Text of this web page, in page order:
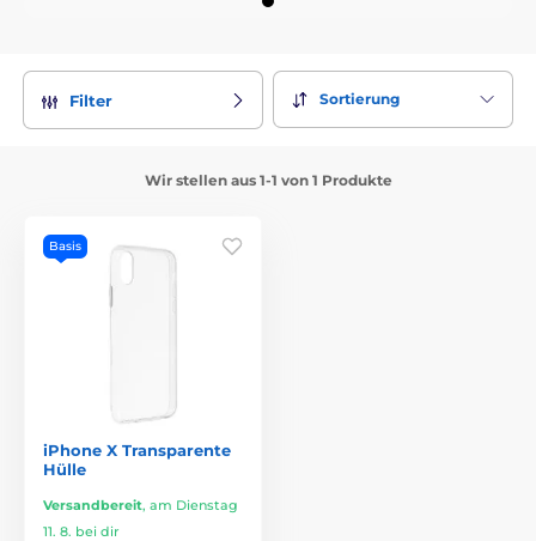
Filter Sortierung
Wir stellen aus 1-1 von 1 Produkte
Basis
iPhone X Transparente
Hülle
Versandbereit, am Dienstag
11. 8. bei dir